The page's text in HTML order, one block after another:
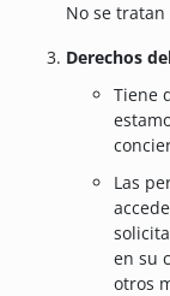
No se
Derechos
Tiene
Las
en su
otros